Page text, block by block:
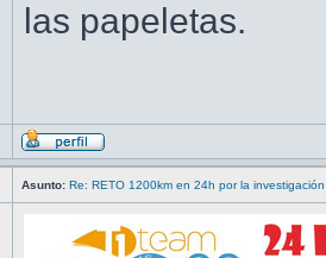
las papeletas.
Asunto: Re: RETO 1200km en 24h por la